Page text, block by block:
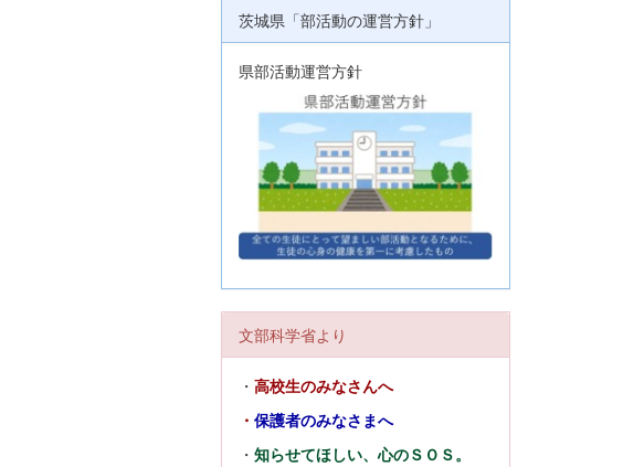
茨城県「部活動の運営方針」
県部活動運営方針
文部科学省より
・ 高校生のみなさんへ
・ 保護者のみなさまへ
・ 知らせてほしい、心のＳＯＳ。